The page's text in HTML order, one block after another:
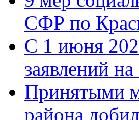
СФР по
С 1 июня
заявлений
Принятыми
района